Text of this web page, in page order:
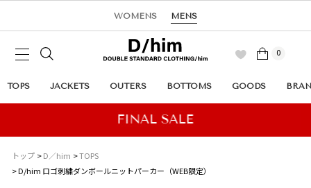
WOMENS MENS
0
TOPS JACKETS OUTERS BOTTOMS GOODS
トップ D／him
TOPS
D/him ロゴ刺繍ダンボールニットパーカー（WEB限定）